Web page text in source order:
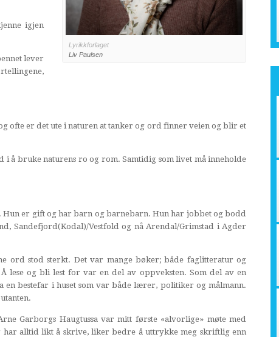
Lyrikkforlaget
Liv Paulsen
igjen
lever
ofte er det ute i naturen at tanker og ord finner veien og blir et
å bruke naturens ro og rom. Samtidig som livet må inneholde
Hun er gift og har barn og barnebarn. Hun har jobbet og bodd
Sandefjord(Kodal)/Vestfold og nå Arendal/Grimstad i Agder
ord stod sterkt. Det var mange bøker; både faglitteratur og
lese og bli lest for var en del av oppveksten. Som del av en
en bestefar i huset som var både lærer, politiker og målmann.
Garborgs Haugtussa var mitt første «alvorlige» møte med
har alltid likt å skrive, liker bedre å uttrykke meg skriftlig enn